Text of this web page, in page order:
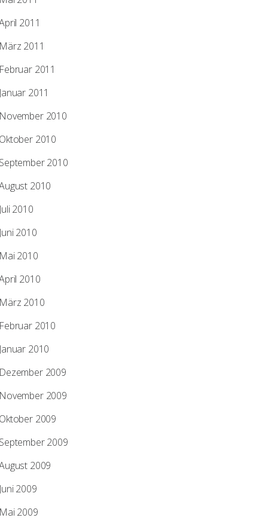
2011
März 2011
Februar 2011
Januar 2011
November 2010
Oktober 2010
September 2010
2010
Juli 2010
Juni 2010
Mai 2010
2010
März 2010
Februar 2010
Januar 2010
Dezember 2009
November 2009
Oktober 2009
September 2009
2009
Juni 2009
Mai 2009